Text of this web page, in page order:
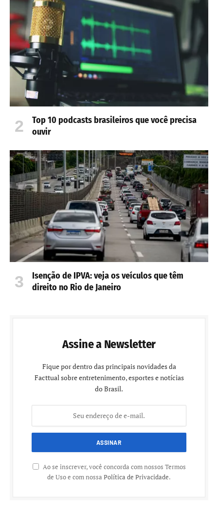
Top 10 podcasts brasileiros que você precisa
ouvir
Isenção de IPVA: veja os veículos que têm
direito no Rio de Janeiro
Assine a Newsletter
Fique por dentro das principais novidades da
Facttual sobre entretenimento, esportes e notícias
do Brasil.
Ao se inscrever, você concorda com nossos Termos
de Uso e com nossa Política de Privacidade.